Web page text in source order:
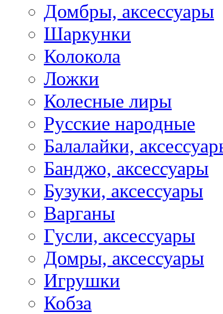
Домбры, аксессуары
Шаркунки
Колокола
Ложки
Колесные лиры
Русские народные
Балалайки,
Банджо, аксессуары
Бузуки, аксессуары
Варганы
Гусли, аксессуары
Домры, аксессуары
Игрушки
Кобза